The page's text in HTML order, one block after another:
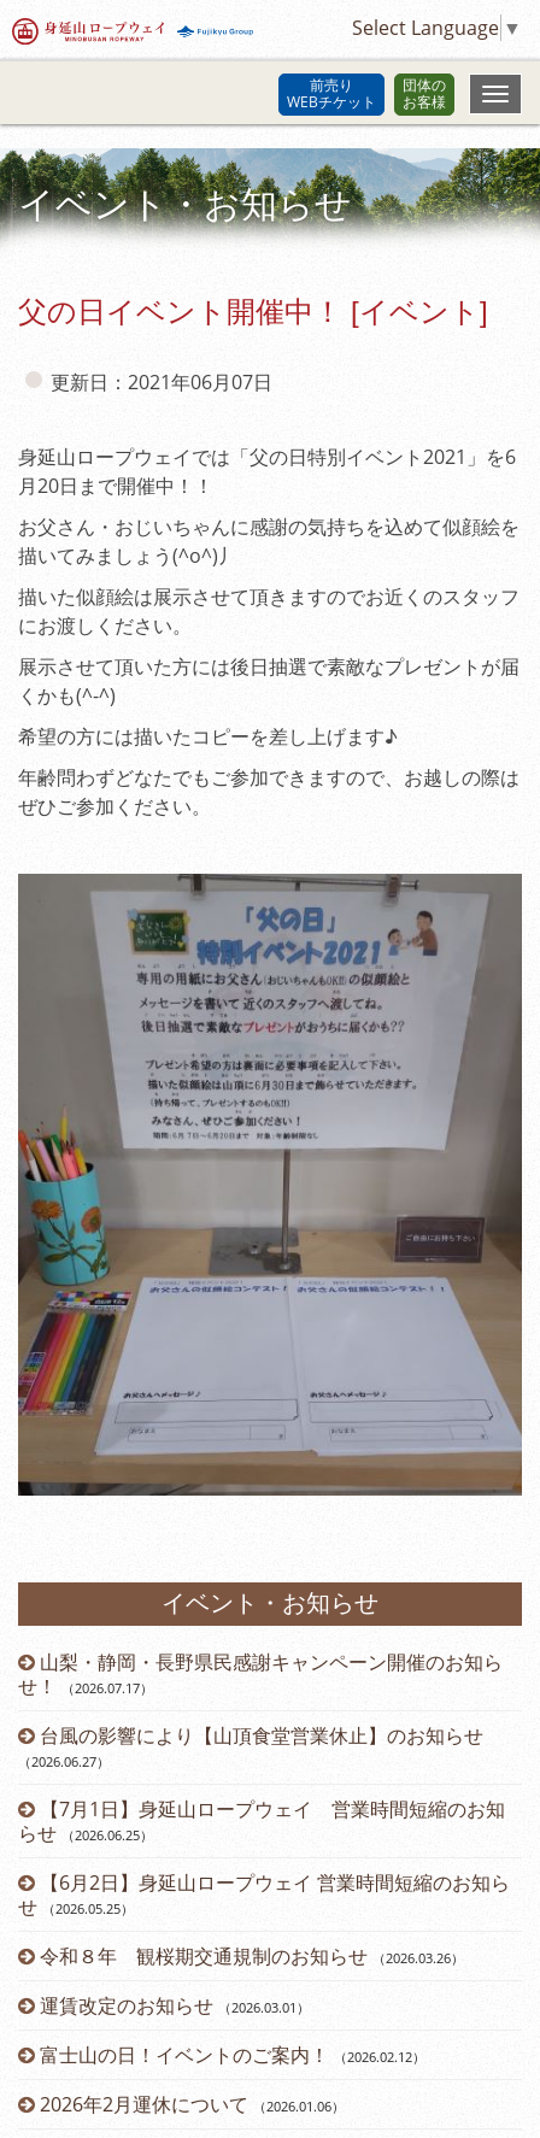
Select Language ▼
前売り
WEBチケット
団体の
お客様
イベント・お知らせ
父の日イベント開催中！ [イベント]
更新日：2021年06月07日
身延山ロープウェイでは「父の日特別イベント2021」を6
月20日まで開催中！！
お父さん・おじいちゃんに感謝の気持ちを込めて似顔絵を
描いてみましょう(^o^)丿
描いた似顔絵は展示させて頂きますのでお近くのスタッフ
にお渡しください。
展示させて頂いた方には後日抽選で素敵なプレゼントが届
くかも(^-^)
希望の方には描いたコピーを差し上げます♪
年齢問わずどなたでもご参加できますので、お越しの際は
ぜひご参加ください。
イベント・お知らせ
山梨・静岡・長野県民感謝キャンペーン開催のお知ら
せ！
（2026.07.17）
台風の影響により【山頂食堂営業休止】のお知らせ
（2026.06.27）
【7月1日】身延山ロープウェイ 営業時間短縮のお知
らせ
（2026.06.25）
【6月2日】身延山ロープウェイ 営業時間短縮のお知ら
せ
（2026.05.25）
令和８年 観桜期交通規制のお知らせ （2026.03.26）
運賃改定のお知らせ （2026.03.01 ）
富士山の日！イベントのご案内！ （2026.02.12）
2026年2月運休について （2026.01.06）